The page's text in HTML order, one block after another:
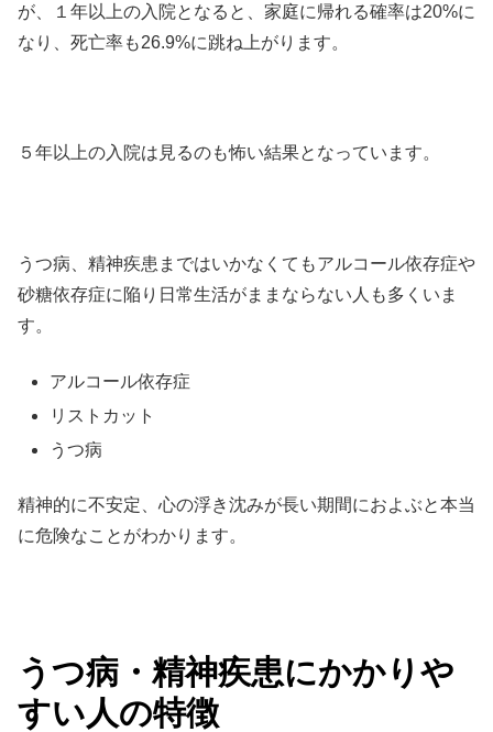
が、１年以上の入院となると、家庭に帰れる確率は20%に
なり、死亡率も26.9%に跳ね上がります。
５年以上の入院は見るのも怖い結果となっています。
うつ病、精神疾患まではいかなくてもアルコール依存症や
砂糖依存症に陥り日常生活がままならない人も多くいま
す。
アルコール依存症
リストカット
うつ病
精神的に不安定、心の浮き沈みが長い期間におよぶと本当
に危険なことがわかります。
うつ病・精神疾患にかかりや
すい人の特徴